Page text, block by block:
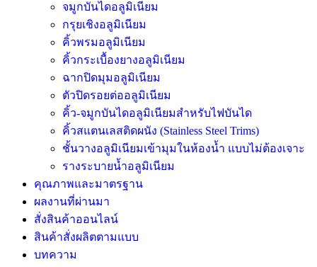
จมูกบันไดอลูมิเนียม
กรุยเชิงอลูมิเนียม
คิ้วพรมอลูมิเนียม
คิ้วกระเบื้องยางอลูมิเนียม
ฉากปิดมุมอลูมิเนียม
ตัวปิดรอยต่ออลูมิเนียม
คิ้ว-จมูกบันไดอลูมิเนียมสำหรับไฟบันได
คิ้วสแตนเลสติดผนัง (Stainless Steel Trims)
ชั้นวางอลูมิเนียมเข้ามุมในห้องน้ำ แบบไม่ต้องเจาะ
รางระบายน้ำอลูมิเนียม
คุณภาพและมาตรฐาน
ผลงานที่ผ่านมา
สั่งสินค้าออนไลน์
สินค้าสั่งผลิตตามแบบ
บทความ